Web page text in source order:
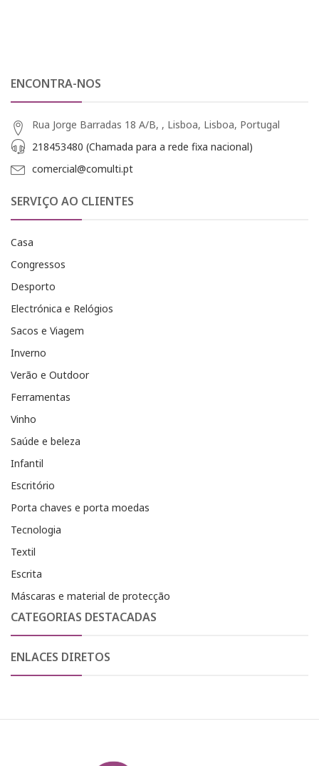
ENCONTRA-NOS
Rua Jorge Barradas 18 A/B, , Lisboa, Lisboa, Portugal
218453480 (Chamada para a rede fixa nacional)
comercial@comulti.pt
SERVIÇO AO CLIENTES
Casa
Congressos
Desporto
Electrónica e Relógios
Sacos e Viagem
Inverno
Verão e Outdoor
Ferramentas
Vinho
Saúde e beleza
Infantil
Escritório
Porta chaves e porta moedas
Tecnologia
Textil
Escrita
Máscaras e material de protecção
CATEGORIAS DESTACADAS
ENLACES DIRETOS